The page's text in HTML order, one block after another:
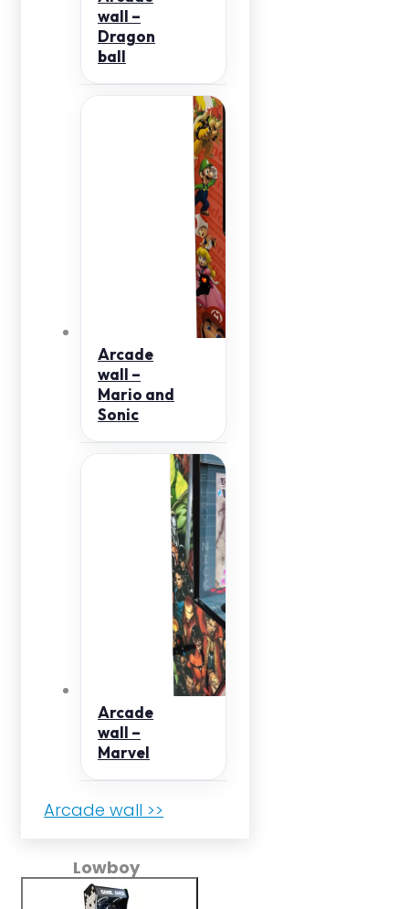
wall –
Dragon
ball
Arcade
wall –
Mario and
Sonic
Arcade
wall –
Marvel
Arcade wall >>
Lowboy